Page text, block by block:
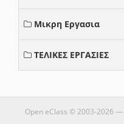
Μικρη Εργασια
ΤΕΛΙΚΕΣ ΕΡΓΑΣΙΕΣ
Open eClass © 2003-2026 —